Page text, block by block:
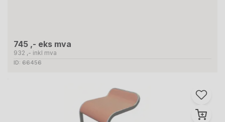
745 ,- eks mva
932 ,- inkl mva
ID: 66456